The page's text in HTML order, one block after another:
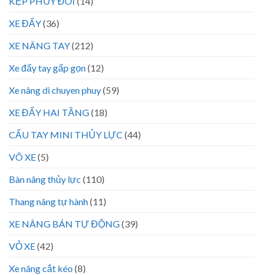
XE ĐẨY(36)
XE NÂNG TAY(212)
Xe đẩy tay gấp gọn(12)
Xe nâng di chuyen phuy(59)
XE ĐẨY HAI TẦNG(18)
CẨU TAY MINI THỦY LỰC (44)
VÕ XE(5)
Bàn nâng thủy lực (110)
Thang nâng tự hành(11)
XE NÂNG BÁN TỰ ĐỘNG(39)
VỎ XE(42)
Xe nâng cắt kéo (8)